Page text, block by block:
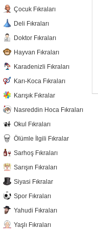
Çocuk Fıkraları
Deli Fıkraları
Doktor Fıkraları
Hayvan Fıkraları
Karadenizli Fıkraları
Karı-Koca Fıkraları
Karışık Fıkralar
Nasreddin Hoca Fıkraları
Okul Fıkraları
Ölümle İlgili Fıkralar
Sarhoş Fıkraları
Sarışın Fıkraları
Siyasi Fıkralar
Spor Fıkraları
Yahudi Fıkraları
Yaşlı Fıkraları